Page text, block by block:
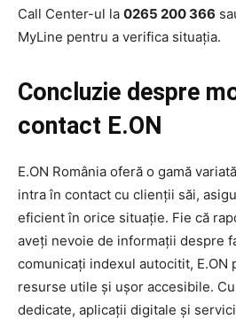
Call Center-ul la 0265 200 366
MyLine pentru a verifica situația.
Concluzie despre
contact E.ON
E.ON România oferă o gamă
intra în contact cu clienții săi,
eficient în orice situație. Fie că
aveți nevoie de informații despre
comunicați indexul autocitit, E.ON
resurse utile și ușor accesibile.
dedicate, aplicații digitale și